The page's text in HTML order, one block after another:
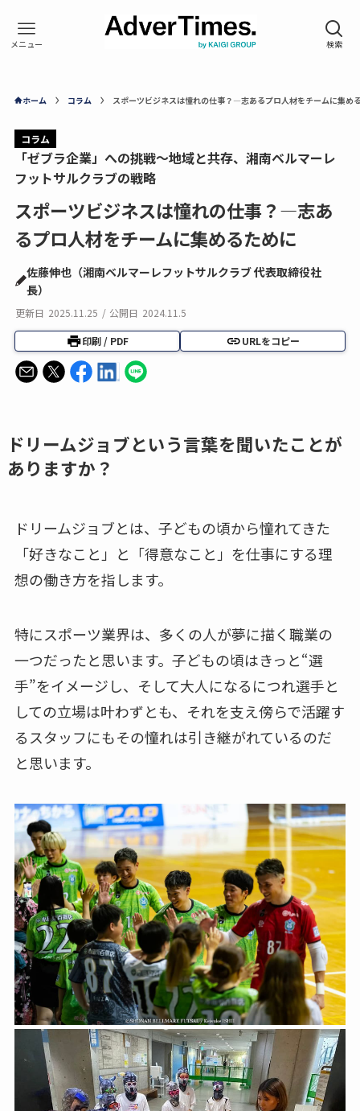
ホーム コラム スポーツビジネスは憧れの仕事？―志あるプロ人材をチームに集め
コラム
「ゼブラ企業」への挑戦～地域と共存、湘南ベルマーレ
フットサルクラブの戦略
スポーツビジネスは憧れの仕事？―志あ
るプロ人材をチームに集めるために
佐藤伸也（湘南ベルマーレフットサルクラブ 代表取締役社
長）
更新日 2025.11.25 / 公開日 2024.11.5
印刷 / PDF URLをコピー
ドリームジョブという言葉を聞いたことが
ありますか？
ドリームジョブとは、子どもの頃から憧れてきた
「好きなこと」と「得意なこと」を仕事にする理
想の働き方を指します。
特にスポーツ業界は、多くの人が夢に描く職業の
一つだったと思います。子どもの頃はきっと“選
手”をイメージし、そして大人になるにつれ選手と
しての立場は叶わずとも、それを支え傍らで活躍す
るスタッフにもその憧れは引き継がれているのだ
と思います。